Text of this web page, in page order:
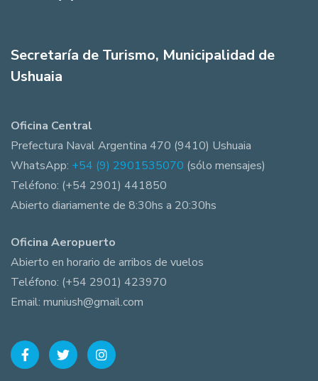
Secretaría de Turismo, Municipalidad de
Ushuaia
Oficina Central
Prefectura Naval Argentina 470 (9410) Ushuaia
WhatsApp: +54 (9) 2901535070 (sólo mensajes)
Teléfono: (+54 2901) 441850
Abierto diariamente de 8:30hs a 20:30hs
Oficina Aeropuerto
Abierto en horario de arribos de vuelos
Teléfono: (+54 2901) 423970
Email: muniush@gmail.com